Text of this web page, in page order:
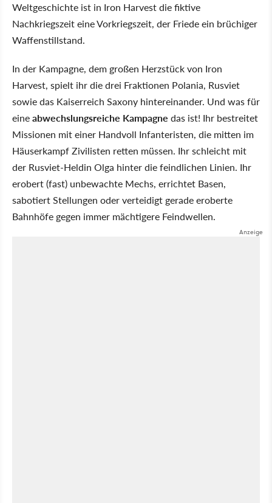
Weltgeschichte ist in Iron Harvest die fiktive
Nachkriegszeit eine Vorkriegszeit, der Friede ein brüchiger
Waffenstillstand.
In der Kampagne, dem großen Herzstück von Iron
Harvest, spielt ihr die drei Fraktionen Polania, Rusviet
sowie das Kaiserreich Saxony hintereinander. Und was für
eineabwechslungsreiche Kampagne das ist! Ihr bestreitet
Missionen mit einer Handvoll Infanteristen, die mitten im
Häuserkampf Zivilisten retten müssen. Ihr schleicht mit
der Rusviet-Heldin Olga hinter die feindlichen Linien. Ihr
erobert (fast) unbewachte Mechs, errichtet Basen,
sabotiert Stellungen oder verteidigt gerade eroberte
Bahnhöfe gegen immer mächtigere Feindwellen.